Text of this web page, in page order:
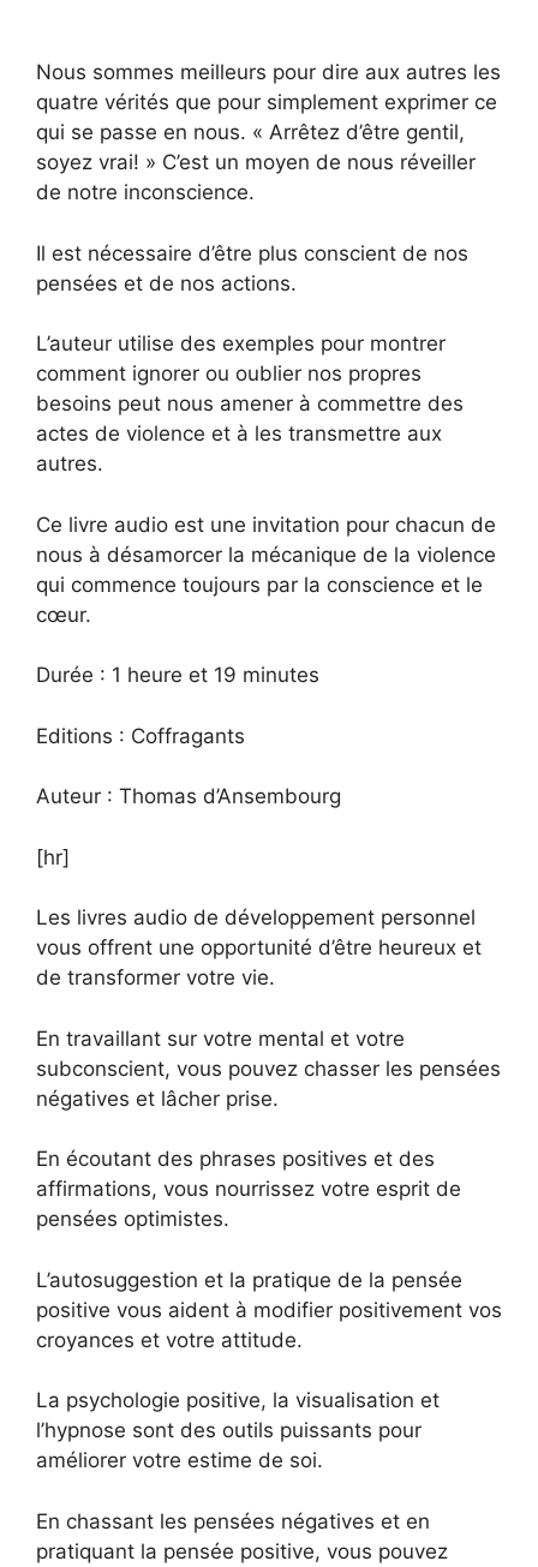
Nous sommes meilleurs pour dire aux autres les
quatre vérités que pour simplement exprimer ce
qui se passe en nous. « Arrêtez d’être gentil,
soyez vrai! » C’est un moyen de nous réveiller
de notre inconscience.
Il est nécessaire d’être plus conscient de nos
pensées et de nos actions.
L’auteur utilise des exemples pour montrer
comment ignorer ou oublier nos propres
besoins peut nous amener à commettre des
actes de violence et à les transmettre aux
autres.
Ce livre audio est une invitation pour chacun de
nous à désamorcer la mécanique de la violence
qui commence toujours par la conscience et le
cœur.
Durée : 1 heure et 19 minutes
Editions : Coffragants
Auteur : Thomas d’Ansembourg
[hr]
Les livres audio de développement personnel
vous offrent une opportunité d’être heureux et
de transformer votre vie.
En travaillant sur votre mental et votre
subconscient, vous pouvez chasser les pensées
négatives et lâcher prise.
En écoutant des phrases positives et des
affirmations, vous nourrissez votre esprit de
pensées optimistes.
L’autosuggestion et la pratique de la pensée
positive vous aident à modifier positivement vos
croyances et votre attitude.
La psychologie positive, la visualisation et
l’hypnose sont des outils puissants pour
améliorer votre estime de soi.
En chassant les pensées négatives et en
pratiquant la pensée positive, vous pouvez